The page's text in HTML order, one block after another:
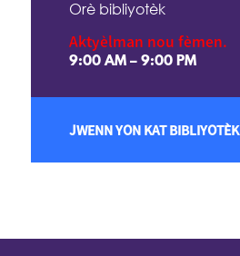
Orè bibliyotèk
Aktyèlman nou fèmen.
9:00 AM – 9:00 PM
JWENN YON KAT BIBLIYOTÈK